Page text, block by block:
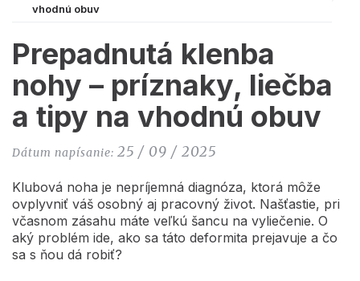
vhodnú obuv
Prepadnutá klenba
nohy – príznaky, liečba
a tipy na vhodnú obuv
Dátum napísanie: 25 / 09 / 2025
Klubová noha je nepríjemná diagnóza, ktorá môže
ovplyvniť váš osobný aj pracovný život. Našťastie, pri
včasnom zásahu máte veľkú šancu na vyliečenie. O
aký problém ide, ako sa táto deformita prejavuje a čo
sa s ňou dá robiť?